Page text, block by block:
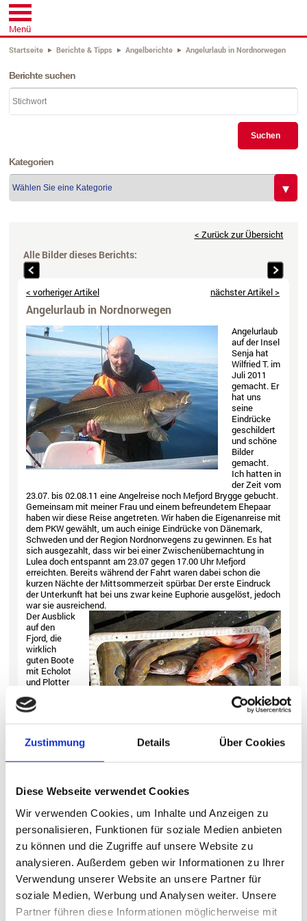
Zustimmung Details Über Cookies
Diese Webseite verwendet Cookies
Wir verwenden Cookies, um Inhalte und Anzeigen zu
personalisieren, Funktionen für soziale Medien anbieten
zu können und die Zugriffe auf unsere Website zu
analysieren. Außerdem geben wir Informationen zu Ihrer
Verwendung unserer Website an unsere Partner für
soziale Medien, Werbung und Analysen weiter. Unsere
Partner führen diese Informationen möglicherweise mit
Menü
Startseite Berichte & Tipps Angelberichte Angelurlaub in Nordnorwegen
Berichte suchen
Suchen
Kategorien
< Zurück zur Übersicht
Alle Bilder dieses Berichts:
Angelurlaub in Nordnorwegen
Angelurlaub
auf der Insel
Senja hat
Wilfried T. im
Juli 2011
gemacht. Er
hat uns
seine
Eindrücke
geschildert
und schöne
Bilder
gemacht.
Ich hatten in
der Zeit vom
23.07. bis 02.08.11 eine Angelreise noch Mefjord Brygge gebucht.
Gemeinsam mit meiner Frau und einem befreundetem Ehepaar
haben wir diese Reise angetreten. Wir haben die Eigenanreise mit
dem PKW gewählt, um auch einige Eindrücke von Dänemark,
Schweden und der Region Nordnorwegens zu gewinnen. Es hat
sich ausgezahlt, dass wir bei einer Zwischenübernachtung in
Lulea doch entspannt am 23.07 gegen 17.00 Uhr Mefjord
erreichten. Bereits während der Fahrt waren dabei schon die
kurzen Nächte der Mittsommerzeit spürbar. Der erste Eindruck
der Unterkunft hat bei uns zwar keine Euphorie ausgelöst, jedoch
war sie ausreichend.
Der Ausblick
auf den
Fjord, die
wirklich
guten Boote
mit Echolot
und Plotter
sehr
geräumige
Schlacht-
und
Gefrierhaus
haben uns dann doch sehr zuversichtlich gestimmt. Die
(Schellfisch, Lumb und Leng) auf dem Teller. Nach einer längeren
geplant. Eine Kiste voll guter Dorsche zwischen 3 und 5 Kilo
sowie Schellfische von 2 bis 3 kg waren unsere Ausbeute. Dazu
einige Lumb. Die Fangstellen liegen, wie auf den Seekarten
verzeichnet, in der Nähe der Anlage und sind in etwa 20 bis 30
Minuten zu erreichen. Wir haben aber auch gute Erfahrungen im
linken Nachbarfjord gemacht. Überall waren bis auf wenige
Ausnahmen kaum Steine oder stark felsiger Untergrund zu
verzeichnen. Dadurch hatten wir wenig Materialverluste zu
beklagen.